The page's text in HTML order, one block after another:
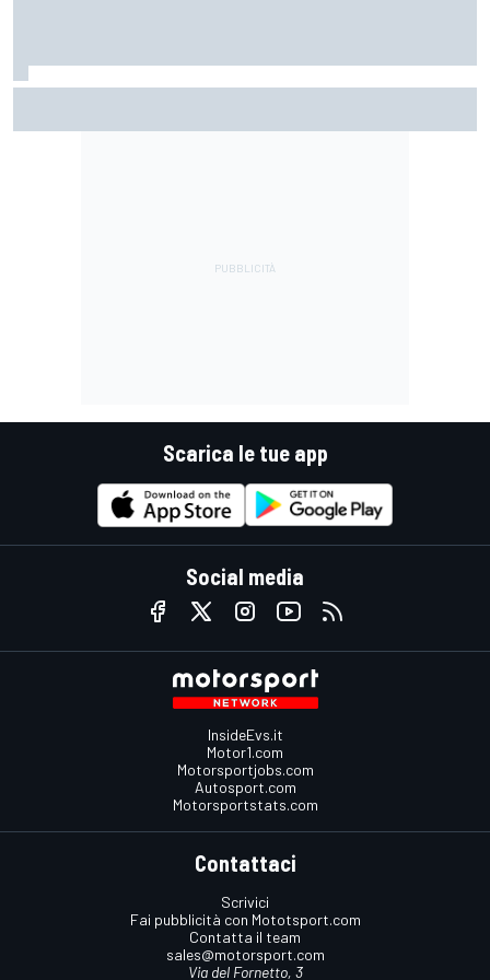
Scarica le tue app
Social media
InsideEvs.it
Motor1.com
Motorsportjobs.com
Autosport.com
Motorsportstats.com
Contattaci
Scrivici
Fai pubblicità con Mototsport.com
Contatta il team
sales@motorsport.com
Via del Fornetto, 3